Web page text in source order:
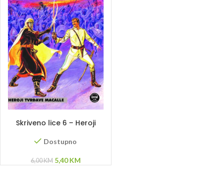
Skriveno lice 6 – Heroji
Dostupno
6,00KM Original
5,40KMCurrent